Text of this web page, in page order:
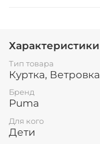
Характеристики
Тип товара
Куртка, Ветровка
Бренд
Puma
Для кого
Дети